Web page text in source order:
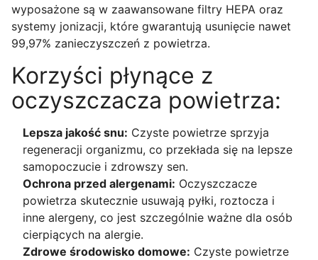
wyposażone są w zaawansowane filtry HEPA oraz
systemy jonizacji, które gwarantują usunięcie nawet
99,97% zanieczyszczeń z powietrza.
Korzyści płynące z
oczyszczacza powietrza:
Lepsza jakość snu: Czyste powietrze sprzyja
regeneracji organizmu, co przekłada się na lepsze
samopoczucie i zdrowszy sen.
Ochrona przed alergenami: Oczyszczacze
powietrza skutecznie usuwają pyłki, roztocza i
inne alergeny, co jest szczególnie ważne dla osób
cierpiących na alergie.
Zdrowe środowisko domowe: Czyste powietrze